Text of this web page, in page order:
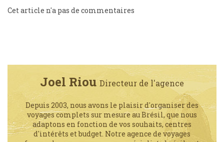
Cet article n'a pas de commentaires
Joel Riou Directeur de l'agence
Depuis 2003, nous avons le plaisir d'organiser des
voyages complets sur mesure au Brésil, que nous
adaptons en fonction de vos souhaits, centres
d'intérêts et budget. Notre agence de voyages